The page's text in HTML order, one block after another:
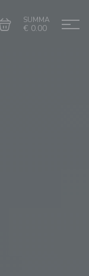
SUMMA
€ 0.00